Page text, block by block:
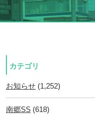
カテゴリ
お知らせ (1,252)
南郷SS (618)